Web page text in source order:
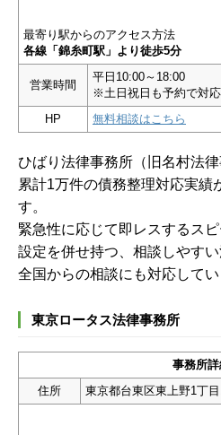
最寄り駅からのアクセス方法
各線「錦糸町駅」より徒歩5分
営業時間
平日10:00～18:00
※土日祝日も予約で対
HP
無料相談はこちら
ひばり法律事務所（旧名村法
累計1万件の債務整理対応実績
す。
緊急性に応じて即レスするス
設定を併せ持つ、相談しやすい
全国からの相談にも対応してい
東京ロータス法律事務所
事務所詳
住所
東京都台東区東上野1丁